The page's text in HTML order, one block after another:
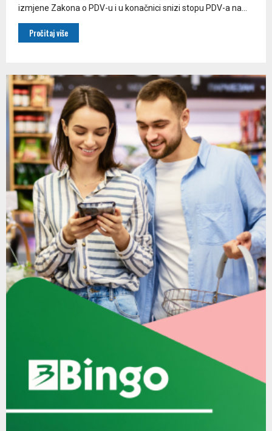
izmjene Zakona o PDV-u i u konačnici snizi stopu PDV-a na...
Pročitaj više